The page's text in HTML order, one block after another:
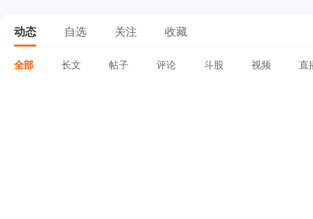
动态 自选 关注 收藏
全部 长文 帖子 评论 斗股 视频 直